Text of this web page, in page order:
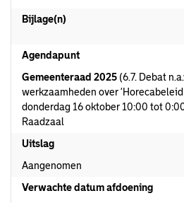
Bijlage(n)
Agendapunt
Gemeenteraad 2025 (6.7. Debat
werkzaamheden over ‘Horecabeleid
donderdag 16 oktober 10:00 tot
Raadzaal
Uitslag
Aangenomen
Verwachte datum afdoening